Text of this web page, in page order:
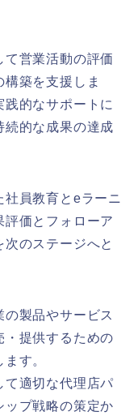
て営業活動の評価
築を支援しま
的なサポートに
続的な成果の達成
員教育とeラーニ
評価とフォローア
のステージへと
製品やサービス
・提供するための
す。
て適切な代理店パ
ップ戦略の策定か